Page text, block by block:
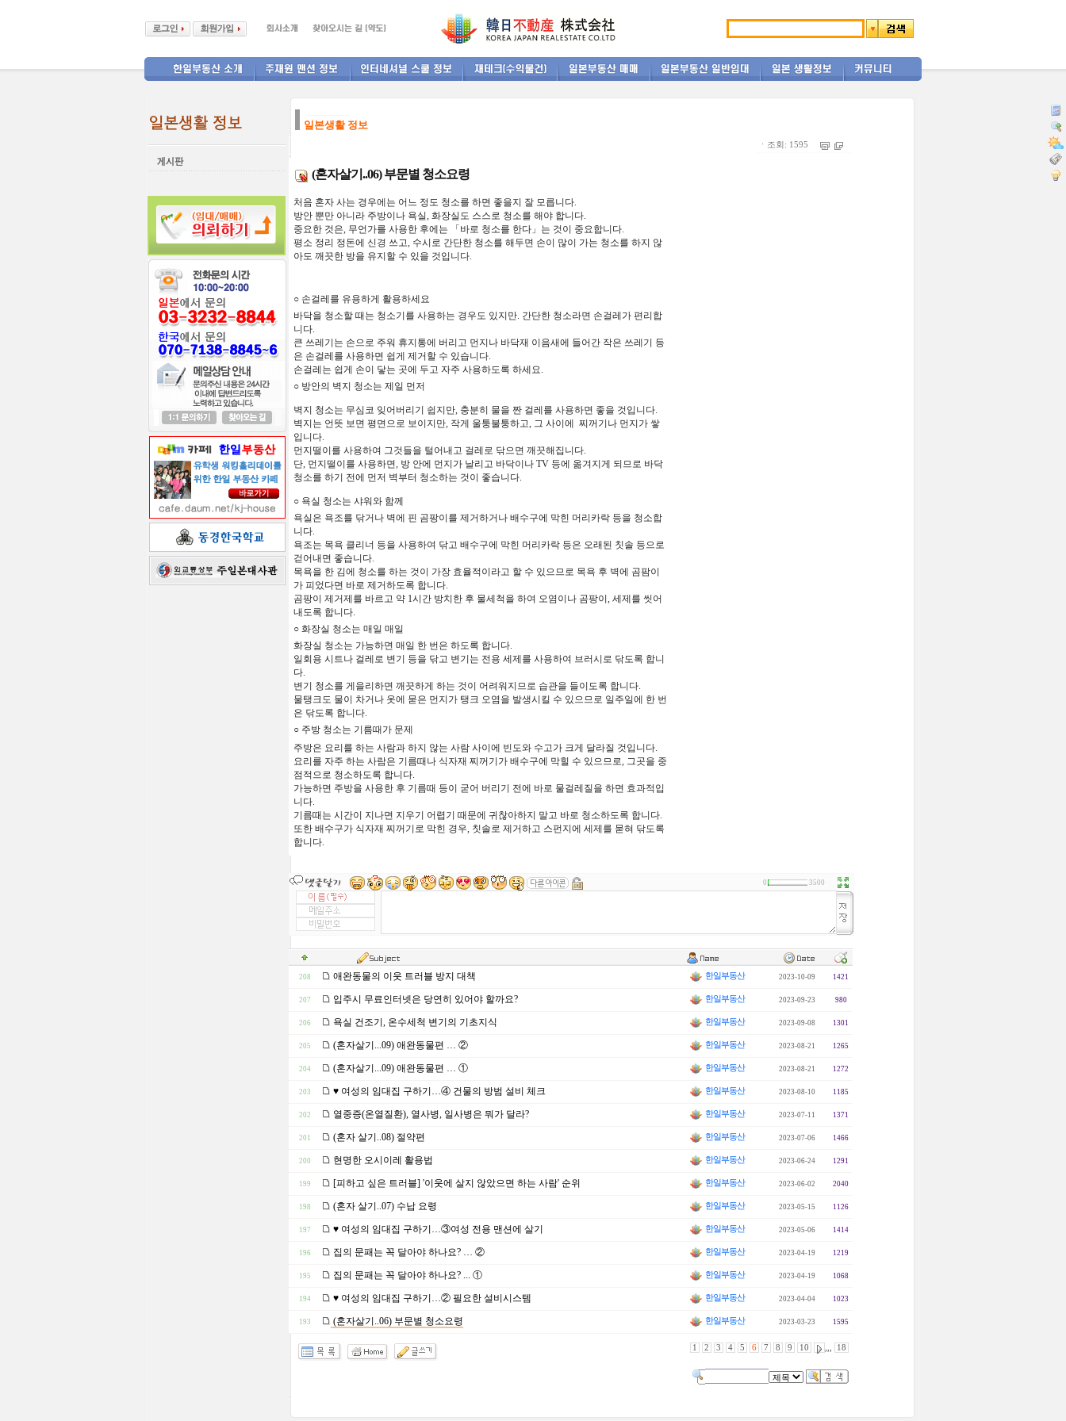
일본생활 정보
ㆍ조회: 1595
(혼자살기..06) 부문별 청소요령
처음 혼자 사는 경우에는 어느 정도 청소를 하면 좋을지 잘 모릅니다.
방안 뿐만 아니라 주방이나 욕실, 화장실도 스스로 청소를 해야 합니다.
중요한 것은, 무언가를 사용한 후에는 「 바로 청소를 한다 」 는 것이 중요합니다.
평소 정리 정돈에 신경 쓰고, 수시로 간단한 청소를 해두면 손이 많이 가는 청소를 하지 않
아도 깨끗한 방을 유지할 수 있을 것입니다.
○ 손걸레를 유용하게 활용하세요
바닥을 청소할 때는 청소기를 사용하는 경우도 있지만. 간단한 청소라면 손걸레가 편리합
니다.
큰 쓰레기는 손으로 주워 휴지통에 버리고 먼지나 바닥재 이음새에 들어간 작은 쓰레기
등
은 손걸레를 사용하면 쉽게 제거할 수 있습니다.
손걸레는 쉽게 손이 닿는 곳에 두고 자주 사용하도록 하세요.
○ 방안의 벽지 청소는 제일 먼저
벽지 청소는 무심코 잊어버리기 쉽지만, 충분히 물을 짠 걸레를 사용하면 좋을 것입니다.
벽지는 언뜻 보면 평면으로 보이지만, 작게 울퉁불퉁하고, 그 사이에 찌꺼기나 먼지가 쌓
입니다.
먼지떨이를 사용하여 그것들을 털어내고 걸레로 닦으면 깨끗해집니다.
단, 먼지떨이를 사용하면, 방 안에 먼지가 날리고 바닥이나 TV 등에 옮겨지게 되므로 바닥
청소를 하기 전에 먼저 벽부터 청소하는 것이 좋습니다.
○ 욕실 청소는 샤워와 함께
욕실은 욕조를 닦거나 벽에 핀 곰팡이를 제거하거나 배수구에 막힌 머리카락 등을 청소합
니다.
욕조는 목욕 클리너 등을 사용하여 닦고 배수구에 막힌 머리카락 등은 오래된 칫솔 등으로
걷어내면 좋습니다.
목욕을 한 김에 청소를 하는 것이 가장 효율적이라고 할 수 있으므로 목욕 후 벽에 곰팜이
가 피었다면 바로 제거하도록 합니다.
곰팡이 제거제를 바르고 약 1시간 방치한 후 물세척을 하여 오염이나 곰팡이 , 세제를 씻어
내도록 합니다.
○ 화장실 청소는 매일 매일
화장실 청소는 가능하면 매일 한 번은 하도록 합니다.
일회용 시트나 걸레로 변기 등을 닦고 변기는 전용 세제를 사용하여 브러시로 닦도록 합니
다.
변기
청소를 게을리하면 깨끗하게 하는 것이 어려워지므로 습관을 들이도록 합니다.
물탱크도 물이 차거나 옷에 묻은 먼지가 탱크 오염을 발생시킬 수 있으므로 일주일에 한 번
은 닦도록 합니다.
○ 주방 청소는 기름때가 문제
주방은 요리를 하는 사람과 하지 않는 사람 사이에 빈도와 수고가 크게 달라질 것입니다.
요리를 자주 하는 사람은 기름때나 식자재 찌꺼기가 배수구에 막힐 수 있으므로, 그곳을 중
점적으로 청소하도록 합니다.
가능하면 주방을 사용한 후 기름때 등이 굳어 버리기 전에 바로 물걸레질을 하면 효과적입
니다.
기름때는 시간이 지나면 지우기 어렵기 때문에 귀찮아하지 말고 바로 청소하도록 합니다.
또한 배수구가 식자재 찌꺼기로 막힌 경우, 칫솔로 제거하고 스펀지에 세제를 묻혀 닦도록
합니다.
0 3500
208 애완동물의 이웃 트러블 방지 대책 한일부동산 2023-10-09 1421
207 입주시 무료인터넷은 당연히 있어야 할까요? 한일부동산 2023-09-23 980
206 욕실 건조기, 온수세척 변기의 기초지식 한일부동산 2023-09-08 1301
205 (혼자살기...09) 애완동물편 … ② 한일부동산 2023-08-21 1265
204 (혼자살기...09) 애완동물편 … ① 한일부동산 2023-08-21 1272
203 ♥ 여성의 임대집 구하기…④ 건물의 방범 설비 체크 한일부동산 2023-08-10 1185
202 열중증(온열질환), 열사병, 일사병은 뭐가 달라? 한일부동산 2023-07-11 1371
201 (혼자 살기..08) 절약편 한일부동산 2023-07-06 1466
200 현명한 오시이레 활용법 한일부동산 2023-06-24 1291
199 [피하고 싶은 트러블] '이웃에 살지 않았으면 하는 사람' 순위 한일부동산 2023-06-02 2040
198 (혼자 살기..07) 수납 요령 한일부동산 2023-05-15 1126
197 ♥ 여성의 임대집 구하기…③여성 전용 맨션에 살기 한일부동산 2023-05-06 1414
196 집의 문패는 꼭 달아야 하나요? … ② 한일부동산 2023-04-19 1219
195 집의 문패는 꼭 달아야 하나요? ... ① 한일부동산 2023-04-19 1068
194 ♥ 여성의 임대집 구하기…② 필요한 설비시스템 한일부동산 2023-04-04 1023
193 (혼자살기..06) 부문별 청소요령 한일부동산 2023-03-23 1595
1 2 3 4 5 6 7 8 9 10 ,,, 18